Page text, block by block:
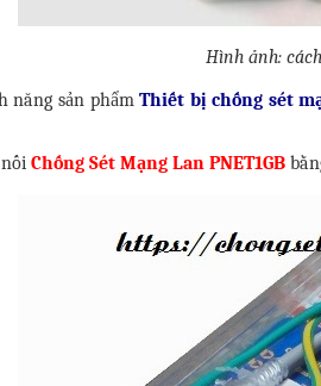
Hình ảnh:
năng sản phẩmThiết bị chống sét
Chống Sét Mạng Lan PNET1GB